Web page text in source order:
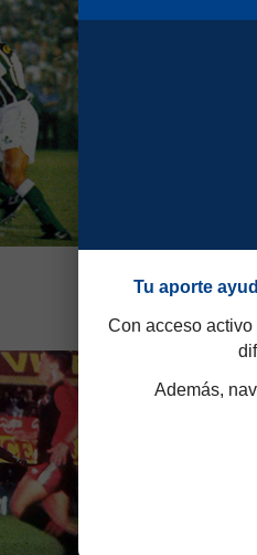
Torneo Clausura
Tu aporte
Con acceso
Además,